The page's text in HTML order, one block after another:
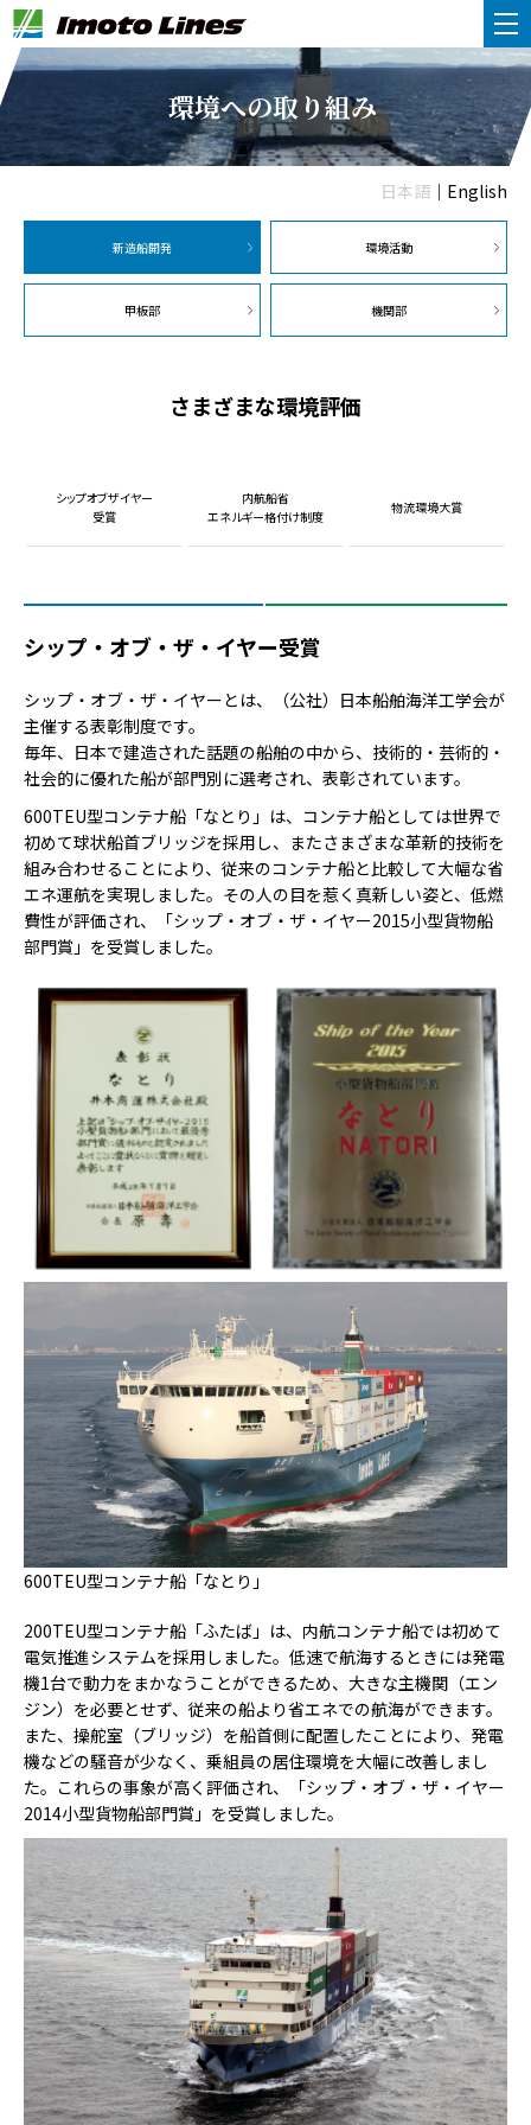
環境への取り組み
日本語 ｜ English
新造船開発 環境活動
甲板部 機関部
さまざまな環境評価
シップオブザイヤー
受賞
内航船省
エネルギー格付け制度
物流環境大賞
シップ・オブ・ザ・イヤー受賞
シップ・オブ・ザ・イヤーとは、（公社）日本船舶海洋工学会が
主催する表彰制度です。
毎年、日本で建造された話題の船舶の中から、技術的・芸術的・
社会的に優れた船が部門別に選考され、表彰されています。
600TEU型コンテナ船「なとり」は、コンテナ船としては世界で
初めて球状船首ブリッジを採用し、またさまざまな革新的技術を
組み合わせることにより、従来のコンテナ船と比較して大幅な省
エネ運航を実現しました。その人の目を惹く真新しい姿と、低燃
費性が評価され、「シップ・オブ・ザ・イヤー2015小型貨物船
部門賞」を受賞しました。
600TEU型コンテナ船「なとり」
200TEU型コンテナ船「ふたば」は、内航コンテナ船では初めて
電気推進システムを採用しました。低速で航海するときには発電
機1台で動力をまかなうことができるため、大きな主機関（エン
ジン）を必要とせず、従来の船より省エネでの航海ができます。
また、操舵室（ブリッジ）を船首側に配置したことにより、発電
機などの騒音が少なく、乗組員の居住環境を大幅に改善しまし
た。これらの事象が高く評価され、「シップ・オブ・ザ・イヤー
2014小型貨物船部門賞」を受賞しました。